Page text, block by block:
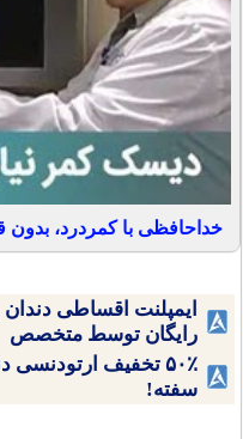
خداحافظی با کمردرد،
ایمپلنت اقساطی
رایگان توسط متخصص
۵۰٪ تخفیف
سفته!